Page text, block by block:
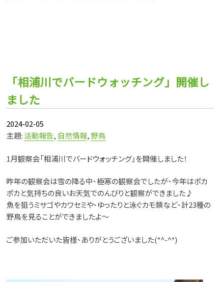
「相浦川でバードウォッチング」開催し
ました
2024-02-05
主題:活動報告, 自然情報, 野鳥
1月観察会「相浦川でバードウォッチング」を開催しました！
昨年の観察会は雪の降る中、極寒の観察会でしたが、今年はポカ
ポカと気持ちの良いお天気でのんびりと観察ができました♪
魚を狙うミサゴやカワセミや、ゆったりと泳ぐカモ類など、計23種の
野鳥を見ることができましたよ～
ご参加いただいた皆様、ありがとうございました(*^-^*)